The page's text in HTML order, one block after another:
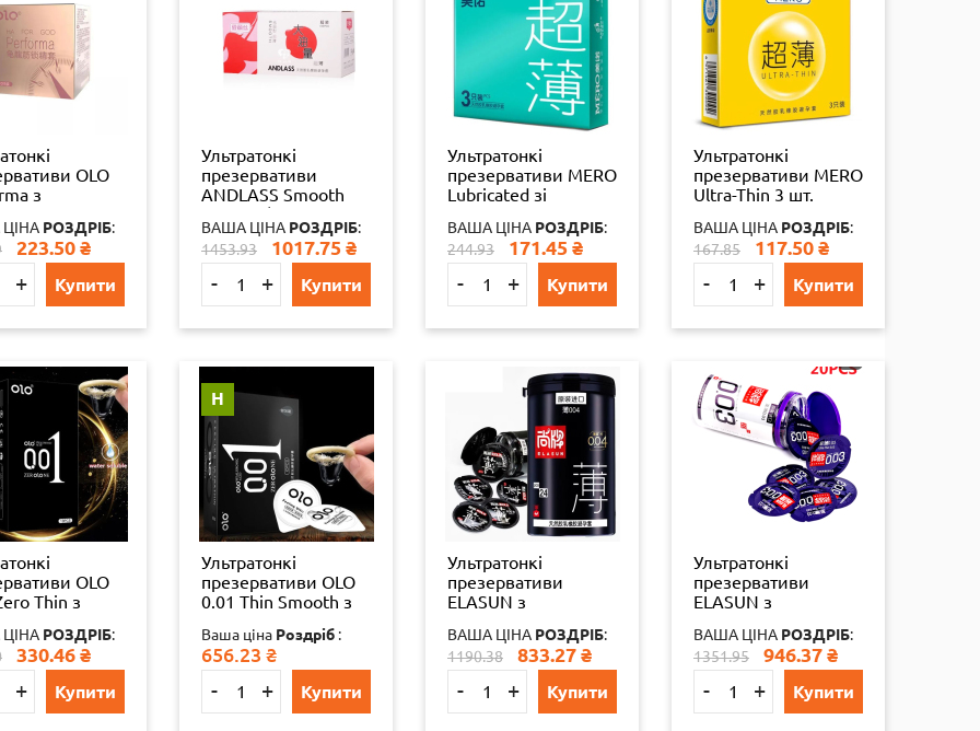
OLO
з
в якості
10 шт
РОЗДРІБ:
223.50 ₴
+ Купити
Ультратонкі
презервативи
ANDLASS Smooth
100 шт. (збільшена
кількість змазки)
ВАША ЦІНА РОЗДРІБ:
1453.93
1017.75 ₴
- + Купити
Ультратонкі
презервативи MERO
Lubricated зі
кількістю змазки 3
шт.
ВАША ЦІНА РОЗДРІБ:
244.93
171.45 ₴
- + Купити
Ультратонкі
презервативи MERO
Ultra-Thin 3 шт.
ВАША ЦІНА РОЗДРІБ:
167.85
117.50 ₴
- + Купити
OLO
Thin з
10 шт
РОЗДРІБ:
330.46 ₴
+ Купити
Н
Ультратонкі
презервативи OLO
0.01 Thin Smooth з
кислотою 10 шт
Ваша ціна Роздріб :
656.23 ₴
- + Купити
Ультратонкі
презервативи
ELASUN з
латексу в колбі 24
шт.
ВАША ЦІНА РОЗДРІБ:
1190.38
833.27 ₴
- + Купити
Ультратонкі
презервативи
ELASUN з
латексу в колбі 20
шт.
ВАША ЦІНА РОЗДРІБ:
1351.95
946.37 ₴
- + Купити